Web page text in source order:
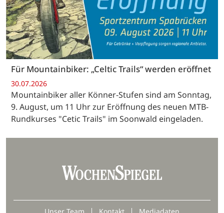
Für Mountainbiker: „Celtic Trails“ werden eröffnet
30.07.2026
Mountainbiker aller Könner-Stufen sind am Sonntag,
9. August, um 11 Uhr zur Eröffnung des neuen MTB-
Rundkurses "Cetic Trails" im Soonwald eingeladen.